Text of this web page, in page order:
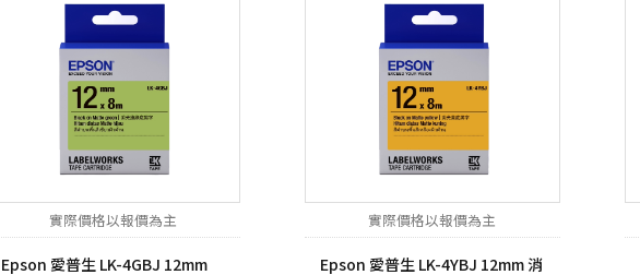
Hytera 原廠配件
實際價格以報價為主
Epson 愛普生 LK-4GBJ 12mm
實際價格以報價為主
Epson 愛普生 LK-4YBJ 12mm 消